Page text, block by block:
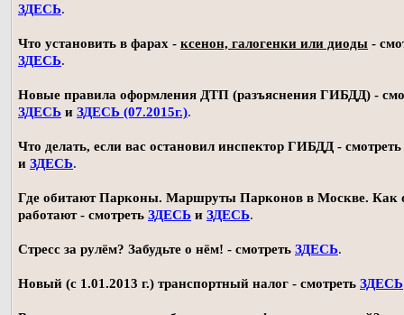
ЗДЕСЬ.
Что установить в фарах - ксенон, галогенки или диоды -
ЗДЕСЬ.
Новые правила оформления ДТП (разъяснения ГИБДД) -
ЗДЕСЬ и ЗДЕСЬ (07.2015г.).
Что делать, если вас остановил инспектор ГИБДД - смотреть
и ЗДЕСЬ.
Где обитают Парконы. Маршруты Парконов в Москве. Как
работают - смотреть ЗДЕСЬ и ЗДЕСЬ.
Стресс за рулём? Забудьте о нём! - смотреть ЗДЕСЬ.
Новый (с 1.01.2013 г.) транспортный налог - смотреть ЗДЕСЬ